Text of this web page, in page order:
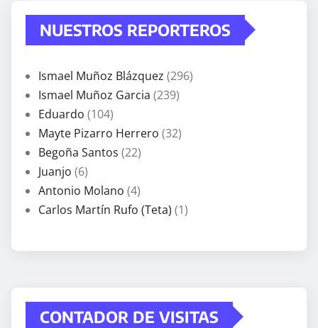
NUESTROS REPORTEROS
Ismael Muñoz Blázquez (296)
Ismael Muñoz Garcia (239)
Eduardo (104)
Mayte Pizarro Herrero (32)
Begoña Santos (22)
Juanjo (6)
Antonio Molano (4)
Carlos Martín Rufo (Teta) (1)
CONTADOR DE VISITAS